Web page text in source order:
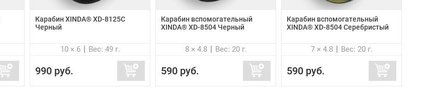
Карабин XINDA® XD-8125C
Черный
10 × 6 Вес: 49 г.
990 руб.
Карабин вспомогательный
XINDA® XD-8504 Черный
8 × 4.8 Вес: 20 г.
590 руб.
Карабин вспомогательный
XINDA® XD-8504 Серебристый
7 × 4.8 Вес: 20 г.
590 руб.